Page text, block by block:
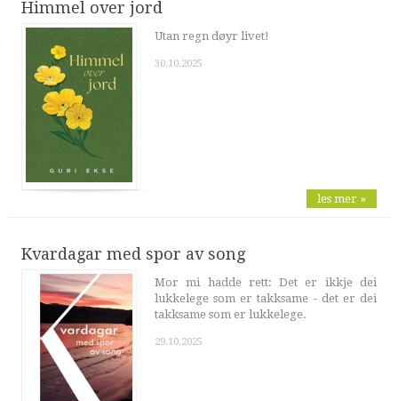
Himmel over jord
Utan regn døyr livet!
30.10.2025
les mer »
Kvardagar med spor av song
Mor mi hadde rett: Det er ikkje dei
lukkelege som er takksame - det er dei
takksame som er lukkelege.
29.10.2025